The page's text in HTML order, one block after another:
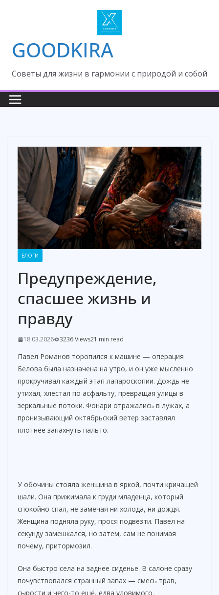
GOODKIRA
Cоветы для жизни в гармонии с природой и собой
БЛОГИ
Предупреждение,
спасшее жизнь и
правду
18.03.2026 3236 Views21 min read
Павел Романов торопился к машине — операция
Белова была назначена на утро, и он уже мысленно
прокручивал каждый этап лапароскопии. Дождь не
утихал, хлестал по асфальту, превращая улицы в
зеркальные потоки. Фонари отражались в лужах, а
пронизывающий октябрьский ветер заставлял
плотнее запахнуть пальто.
У обочины стояла женщина в яркой, почти кричащей
шали. Она прижимала к груди младенца, который
спокойно спал, не замечая ни холода, ни дождя.
Женщина подняла руку, прося подвезти. Павел на
секунду замешкался, но затем, сам не понимая
почему, притормозил.
Она быстро села на заднее сиденье. В салоне сразу
почувствовался странный запах — смесь трав,
сырости и чего-то ещё, едва уловимого.